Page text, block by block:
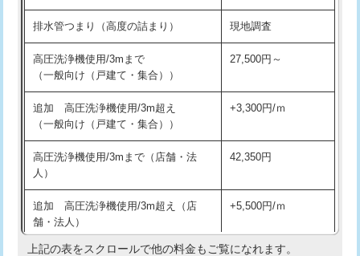
給水管工事※（ホール加工) 16,500円
給水管工事※（バンド止め) 3,300円
給水管工事※（支持金具設置)
給水管工事※（保温材使用（バンド止
め込み）)
5,500円
給水管工事※（土の掘削・埋め戻し作
業)
11,000円
給水管工事※（塩ビ管（VP・HI）使
用/3ｍまで)
33,000円
排水管つまり（高度の詰まり） 現地調査
高圧洗浄機使用/3mまで
（一般向け（戸建て・集合））
27,500円～
追加 高圧洗浄機使用/3m超え
（一般向け（戸建て・集合））
+3,300円/ｍ
高圧洗浄機使用/3mまで（店舗・法
人）
42,350円
追加 高圧洗浄機使用/3m超え（店
舗・法人）
+5,500円/ｍ
上記の表をスクロールで他の料金もご覧になれます。